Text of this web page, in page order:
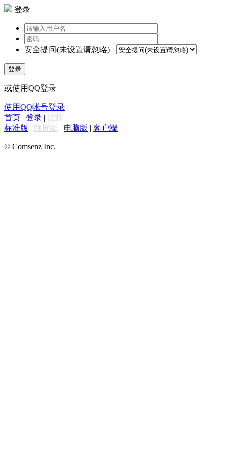
登录
安全提问(未设置请忽略)
登录
或使用QQ登录
使用QQ帐号登录
首页 | 登录 | 注册
标准版 | 触屏版 | 电脑版 | 客户端
© Comsenz Inc.